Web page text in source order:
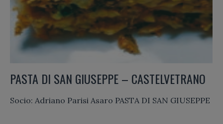
PASTA DI SAN GIUSEPPE – CASTELVETRANO
Socio: Adriano Parisi Asaro PASTA DI SAN GIUSEPPE